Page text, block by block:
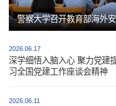
警察大学召开教育部海外
2026.06.17
深学细悟入脑入心 聚力党
习全国党建工作座谈会精神
2026.06.11